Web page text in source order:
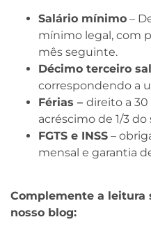
Salário mínimo –
mínimo legal, com
mês seguinte.
Décimo terceiro
correspondendo a
Férias – direito a 30
acréscimo de 1/3 do
FGTS e INSS –
mensal e garantia
Complemente a leitura
nosso blog: